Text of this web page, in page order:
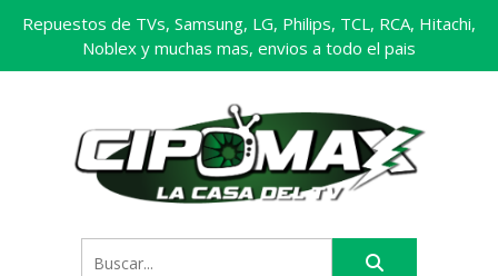
Repuestos de TVs, Samsung, LG, Philips, TCL, RCA, Hitachi,
Noblex y muchas mas, envios a todo el pais